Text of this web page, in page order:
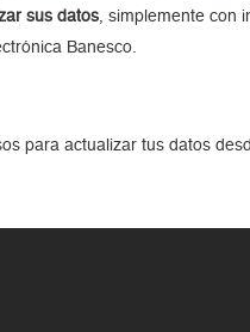
sus datos , simplemente con
Banesco.
para actualizar tus datos